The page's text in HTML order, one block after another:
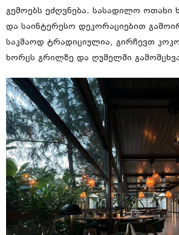
გემოებს ეძღვნება. სასადილო ოთახი
და საინტერესო დეკორაციებით
საკმაოდ ტრადიციულია, გირჩევთ
ხორცს გრილზე და ღუმელში